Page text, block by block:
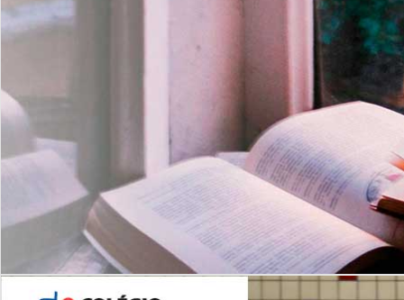
Leituras Literárias
es
Com imersão Bilingue - Anos
Finais
6º AO 9º ANO FUNDAMENTAL
Inglês: Turmas Reduzidas
(Proficiência)